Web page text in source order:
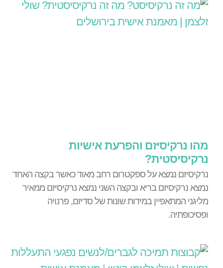
מהו נרקיסיזם והפרעת אישיות
נרקיסיסטית?
נרקיסיזם נמצא על ספקטרום רחב מאוד כאשר בקצה האחד
נמצא נרקיסיזם בריא ובקצה השני נמצא נרקיסיזם ממאיר
מליגני המתאפיין במידות שונות של סדיזם, פרנויה
ופסיכופתיה.